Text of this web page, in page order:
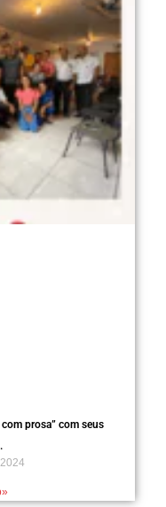
prosa” com seus